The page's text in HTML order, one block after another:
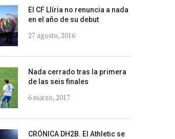
El CF Llíria no renuncia a nada
en el año de su debut
27 agosto, 2016
Nada cerrado tras la primera
de las seis finales
6 marzo, 2017
CRÓNICA DH2B. El Athletic se